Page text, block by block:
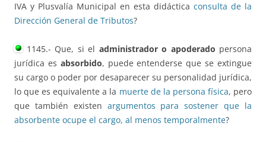
IVA y Plusvalía Municipal en esta didáctica consulta de la
Dirección General de Tributos?
1145.- Que, si el administrador o apoderado persona
jurídica es absorbido, puede entenderse que se extingue
su cargo o poder por desaparecer su personalidad jurídica,
lo que es equivalente a la muerte de la persona física, pero
que también existen argumentos para sostener que la
absorbente ocupe el cargo, al menos temporalmente?